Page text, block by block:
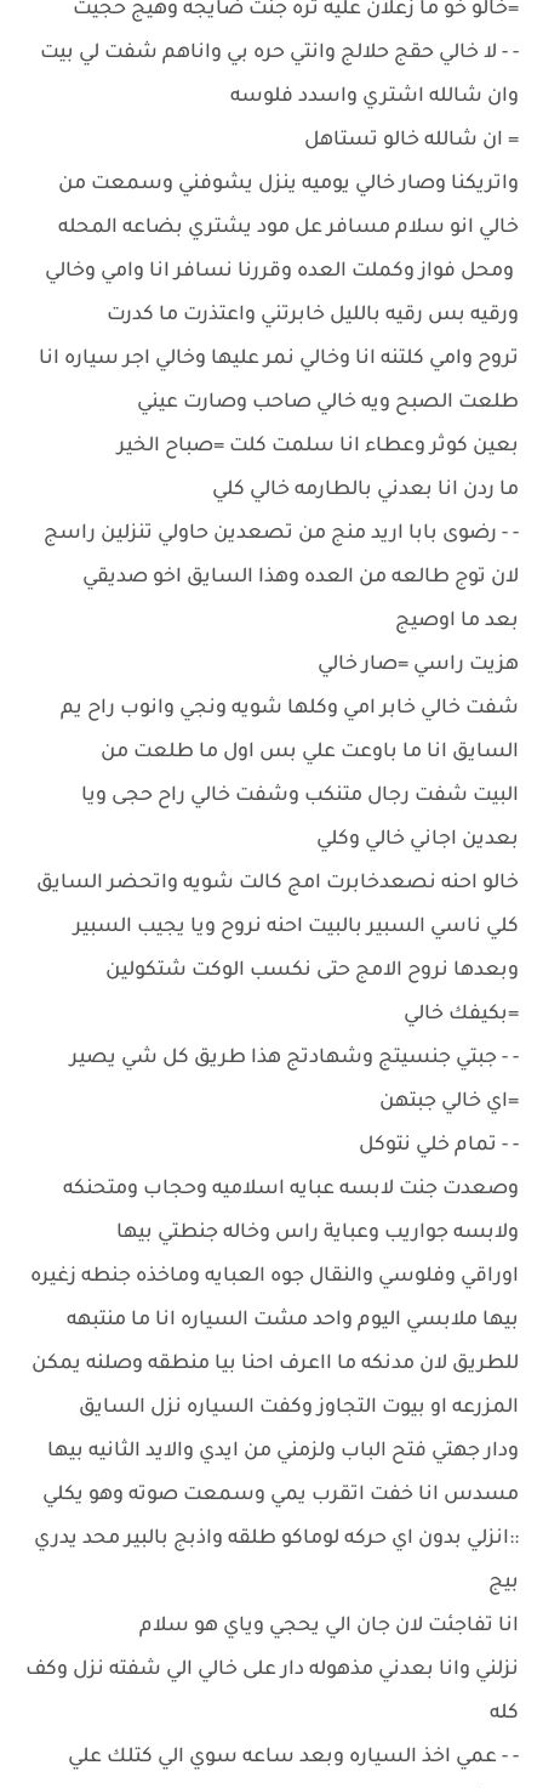
=خالو خو ما زعلان عليه تره جنت ضايجه وهيج حجيت
- - لا خالي حقج حلالج وانتي حره بي واناهم شفت لي بيت
وان شالله اشتري واسدد فلوسه
= ان شالله خالو تستاهل
واتريكنا وصار خالي يوميه ينزل يشوفني وسمعت من
خالي انو سلام مسافر عل مود يشتري بضاعه المحله
ومحل فواز وكملت العده وقررنا نسافر انا وامي وخالي
ورقيه بس رقيه بالليل خابرتني واعتذرت ما كدرت
تروح وامي كلتنه انا وخالي نمر عليها وخالي اجر سياره انا
طلعت الصبح ويه خالي صاحب وصارت عيني
بعين كوثر وعطاء انا سلمت كلت =صباح الخير
ما ردن انا بعدني بالطارمه خالي كلي
- - رضوى بابا اريد منج من تصعدين حاولي تنزلين راسج
لان توج طالعه من العده وهذا السايق اخو صديقي
بعد ما اوصيج
هزيت راسي =صار خالي
شفت خالي خابر امي وكلها شويه ونجي وانوب راح يم
السايق انا ما باوعت علي بس اول ما طلعت من
البيت شفت رجال متنكب وشفت خالي راح حجى ويا
بعدين اجاني خالي وكلي
خالو احنه نصعدخابرت امج كالت شويه واتحضر السايق
كلي ناسي السبير بالبيت احنه نروح ويا يجيب السبير
وبعدها نروح الامج حتى نكسب الوكت شتكولين
=بكيفك خالي
- - جبتي جنسيتج وشهادتج هذا طريق كل شي يصير
=اي خالي جبتهن
- - تمام خلي نتوكل
وصعدت جنت لابسه عبايه اسلاميه وحجاب ومتحنكه
ولابسه جواريب وعباية راس وخاله جنطتي بيها
اوراقي وفلوسي والنقال جوه العبايه وماخذه جنطه زغيره
بيها ملابسي اليوم واحد مشت السياره انا ما منتبهه
للطريق لان مدنكه ما ااعرف احنا بيا منطقه وصلنه يمكن
المزرعه او بيوت التجاوز وكفت السياره نزل السايق
ودار جهتي فتح الباب ولزمني من ايدي والايد الثانيه بيها
مسدس انا خفت اتقرب يمي وسمعت صوته وهو يكلي
::انزلي بدون اي حركه لوماكو طلقه واذبج بالبير محد يدري
بيج
انا تفاجئت لان جان الي يحجي وياي هو سلام
نزلني وانا بعدني مذهوله دار على خالي الي شفته نزل وكف
كله
- - عمي اخذ السياره وبعد ساعه سوي الي كتلك علي